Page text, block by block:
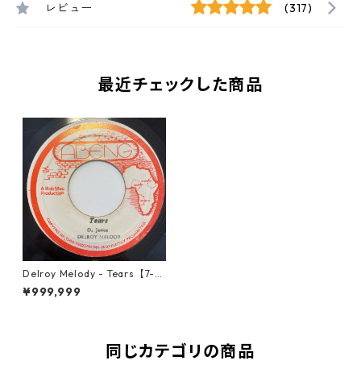
レビュー (317)
最近チェックした商品
Delroy Melody - Tears【7-21
005】
¥999,999
同じカテゴリの商品